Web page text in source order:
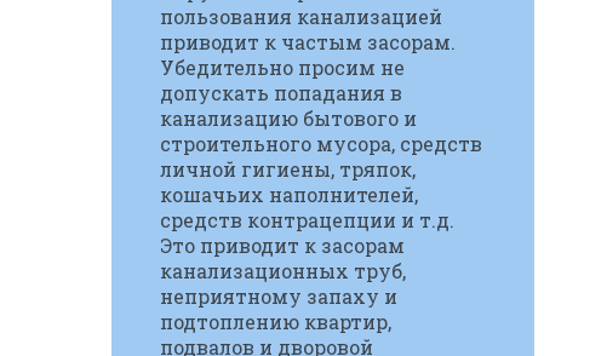
пользования канализацией
приводит к частым засорам.
Убедительно просим не
допускать попадания в
канализацию бытового и
строительного мусора, средств
личной гигиены, тряпок,
кошачьих наполнителей,
средств контрацепции и т.д.
Это приводит к засорам
канализационных труб,
неприятному запаху и
подтоплению квартир,
подвалов и дворовой